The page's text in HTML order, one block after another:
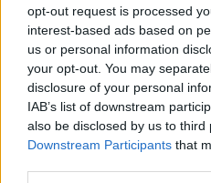
opt-out request is processed
interest-based ads based on
us or personal information
your opt-out. You may
disclosure of your personal
IAB’s list of downstream
also be disclosed by us to third
Downstream Participants that
Древен храм на
откриха под кафене
Полша